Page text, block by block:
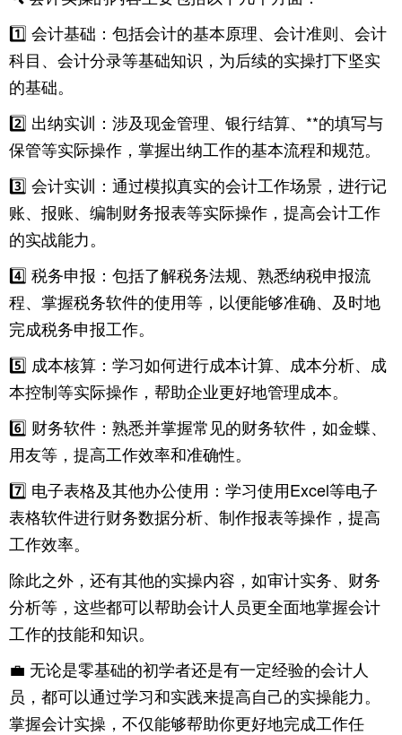
1️⃣ 会计基础：包括会计的基本原理、会计准则、会计
科目、会计分录等基础知识，为后续的实操打下坚实
的基础。
2️⃣ 出纳实训：涉及现金管理、银行结算、**的填写与
保管等实际操作，掌握出纳工作的基本流程和规范。
3️⃣ 会计实训：通过模拟真实的会计工作场景，进行记
账、报账、编制财务报表等实际操作，提高会计工作
的实战能力。
4️⃣ 税务申报：包括了解税务法规、熟悉纳税申报流
程、掌握税务软件的使用等，以便能够准确、及时地
完成税务申报工作。
5️⃣ 成本核算：学习如何进行成本计算、成本分析、成
本控制等实际操作，帮助企业更好地管理成本。
6️⃣ 财务软件：熟悉并掌握常见的财务软件，如金蝶、
用友等，提高工作效率和准确性。
7️⃣ 电子表格及其他办公使用：学习使用Excel等电子
表格软件进行财务数据分析、制作报表等操作，提高
工作效率。
除此之外，还有其他的实操内容，如审计实务、财务
分析等，这些都可以帮助会计人员更全面地掌握会计
工作的技能和知识。
💼 无论是零基础的初学者还是有一定经验的会计人
员，都可以通过学习和实践来提高自己的实操能力。
掌握会计实操，不仅能够帮助你更好地完成工作任